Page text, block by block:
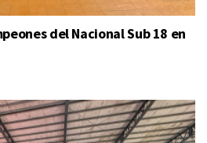
del Nacional Sub 18 en